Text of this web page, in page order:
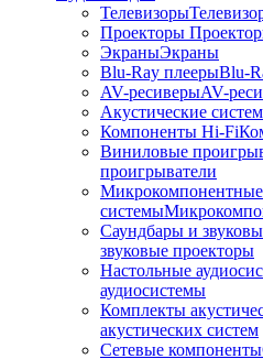
Телевизоры
Проекторы
ЭкраныЭкраны
Blu-Ray плеерыBlu-
AV-ресиверыAV-
Акустические
Компоненты Hi-Fi
Виниловые
проигрыватели
Микрокомпонентные
системы
Саундбары и
звуковые проекторы
Настольные
аудиосистемы
Комплекты
акустических систем
Сетевые компоненты